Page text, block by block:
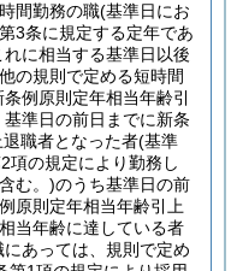
間勤務の職(基準日にお
3条に規定する定年であ
れに相当する基準日以後
の規則で定める短時間
例原則定年相当年齢引
基準日の前日までに新条
職者となった者(基準
項の規定により勤務し
む。)のうち基準日の前
原則定年相当年齢引上
当年齢に達している者
あっては、規則で定め